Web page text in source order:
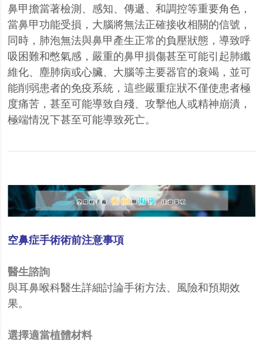
鼻甲擔當著檢測、感知、傳遞、和調控等重要角色，
當鼻甲功能受損，大腦將無法正確接收相關的信號，
同時，肺泡無法與鼻甲產生正常的負壓狀態，導致呼
吸困難和憋氣感，嚴重的鼻甲損傷甚至可能引起肺纖
維化、塵肺病或心臟、大腦等主要器官的衰竭，並可
能削弱患者的免疫系統，這些嚴重症狀不僅使患者極
度痛苦，甚至可能導致自殘、攻擊他人或精神崩潰，
極端情況下甚至可能導致死亡。
空鼻症手術術前注意事項
醫生諮詢
與耳鼻喉科醫生詳細討論手術方法、風險和預期效
果。
選擇適當植體材料